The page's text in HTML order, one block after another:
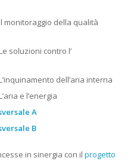
monitoraggio della qualità
soluzioni contro l’
dell’aria interna
e l’energia
A
B
in sinergia con il progetto